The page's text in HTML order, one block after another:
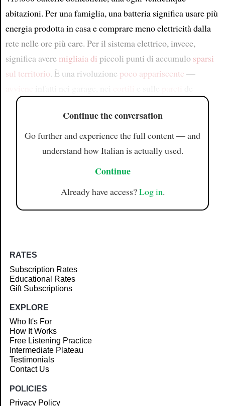
abitazioni. Per una famiglia, una batteria significa usare più
energia prodotta in casa e comprare meno elettricità dalla
rete nelle ore più care. Per il sistema elettrico, invece,
significa avere migliaia di piccoli punti di accumulo sparsi
sul territorio. È una rivoluzione poco appariscente —
Continue the conversation
Go further and experience the full content — and
understand how Italian is actually used.
Continue
Already have access?Log in.
RATES
Subscription Rates
Educational Rates
Gift Subscriptions
EXPLORE
Who It's For
How It Works
Free Listening Practice
Intermediate Plateau
Testimonials
Contact Us
POLICIES
Privacy Policy